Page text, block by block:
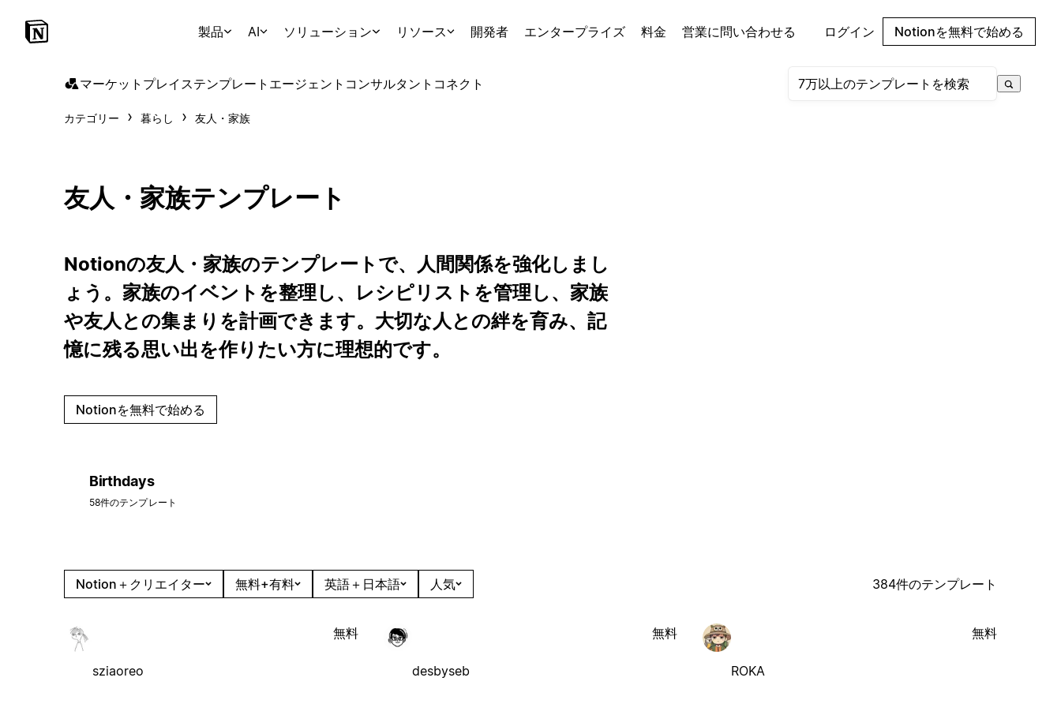
製品 AI ソリューション リソース 開発者 エンタープライズ 料金 営業に問い合わせる ログイン Notionを無料で始める
マーケットプレイステンプレート エージェント コンサルタント コネクト
カテゴリー 暮らし 友人・家族
友人・家族テンプレート
Notionの友人・家族のテンプレートで、人間関係を強化しまし
ょう。家族のイベントを整理し、レシピリストを管理し、家族
や友人との集まりを計画できます。大切な人との絆を育み、記
憶に残る思い出を作りたい方に理想的です。
Notionを無料で始める
Birthdays
58件のテンプレート
Notion＋クリエイター 無料+有料 英語＋日本語 人気 384件のテンプレート
sziaoreo
無料
desbyseb
無料
ROKA
無料